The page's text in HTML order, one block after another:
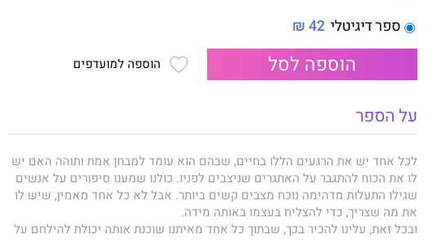
ספר דיגיטלי 42 ₪
הוספה לסל הוספה למועדפים
על הספר
לכל אחד יש את הרגעים הללו בחיים, שבהם הוא עומד למבחן אמת ותוהה האם יש
לו את הכוח להתגבר על האתגרים שניצבים לפניו. כולנו שמענו סיפורים על אנשים
שגילו התעלות מדהימה נוכח מצבים קשים ביותר. אבל לא כל אחד מאמין, שיש לו
את מה שצריך, כדי להצליח בעצמו באותה מידה.
ובכל זאת, עלינו להכיר בכך, שבתוך כל אחד מאיתנו שוכנת אותה יכולת להילחם על